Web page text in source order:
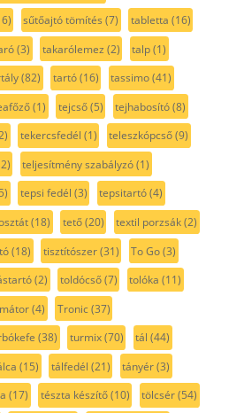
sűtőajtó tömítés (7) tabletta (16)
(3) takarólemez (2) talp(1)
(82) tartó(16) tassimo(41)
(1) tejcső(5) tejhabosító(8)
tekercsfedél (1) teleszkópcső(9)
teljesítmény szabályzó(1)
tepsi fedél (3) tepsitartó(4)
(18) tető(20) textil porzsák(2)
(18) tisztítószer(31) To Go(3)
(2) toldócső(7) tolóka (11)
(4) Tronic(37)
(38) turmix(70) tál (44)
(15) tálfedél (21) tányér(3)
(17) tészta készítő(10) tölcsér(54)